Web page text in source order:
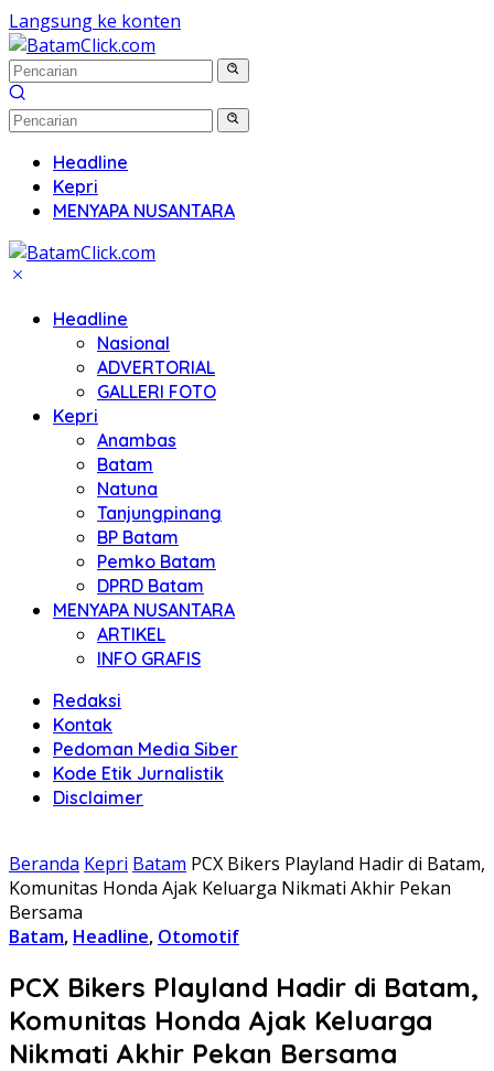
Langsung ke konten
Headline
Kepri
MENYAPA NUSANTARA
Headline
Nasional
ADVERTORIAL
GALLERI FOTO
Kepri
Anambas
Batam
Natuna
Tanjungpinang
BP Batam
Pemko Batam
DPRD Batam
MENYAPA NUSANTARA
ARTIKEL
INFO GRAFIS
Redaksi
Kontak
Pedoman Media Siber
Kode Etik Jurnalistik
Disclaimer
Beranda Kepri Batam PCX Bikers Playland Hadir di Batam,
Komunitas Honda Ajak Keluarga Nikmati Akhir Pekan
Bersama
Batam, Headline, Otomotif
PCX Bikers Playland Hadir di Batam,
Komunitas Honda Ajak Keluarga
Nikmati Akhir Pekan Bersama